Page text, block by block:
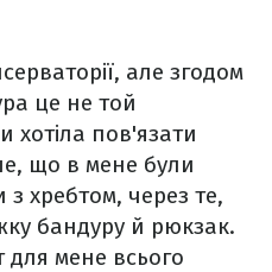
але згодом
це не той
хотіла пов'язати
що в мене були
хребтом, через те,
бандуру й рюкзак.
для мене всього